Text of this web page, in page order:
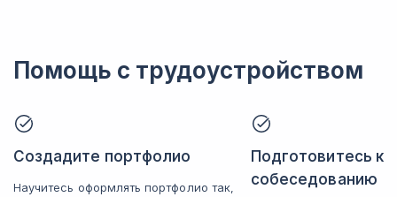
Помощь с трудоустройством
Создадите портфолио
Научитесь оформлять портфолио так,
Подготовитесь к
собеседованию